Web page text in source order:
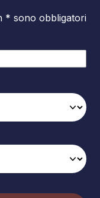
* sono obbligatori